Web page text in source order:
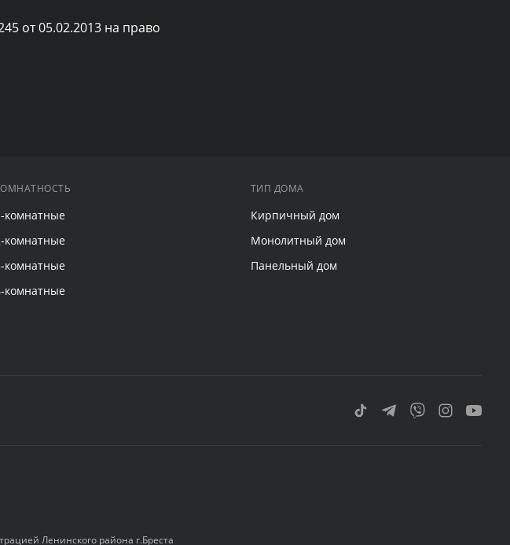
от 05.02.2013 на право
комнатные
комнатные
комнатные
комнатные
ТИП ДОМА
Кирпичный дом
Монолитный дом
Панельный дом
Ленинского района г.Бреста